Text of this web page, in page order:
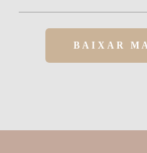
BAIXAR